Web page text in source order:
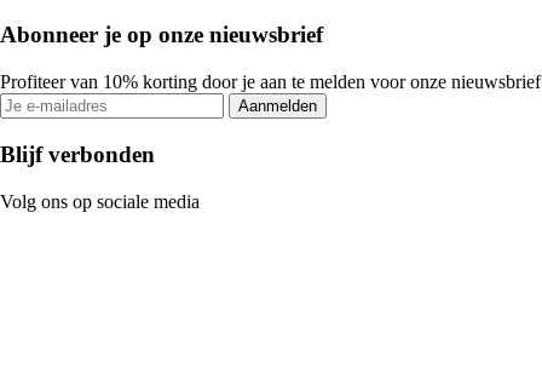
Abonneer je op onze nieuwsbrief
Profiteer van 10% korting door je aan te melden voor onze nieuwsbrief
Aanmelden
Blijf verbonden
Volg ons op sociale media